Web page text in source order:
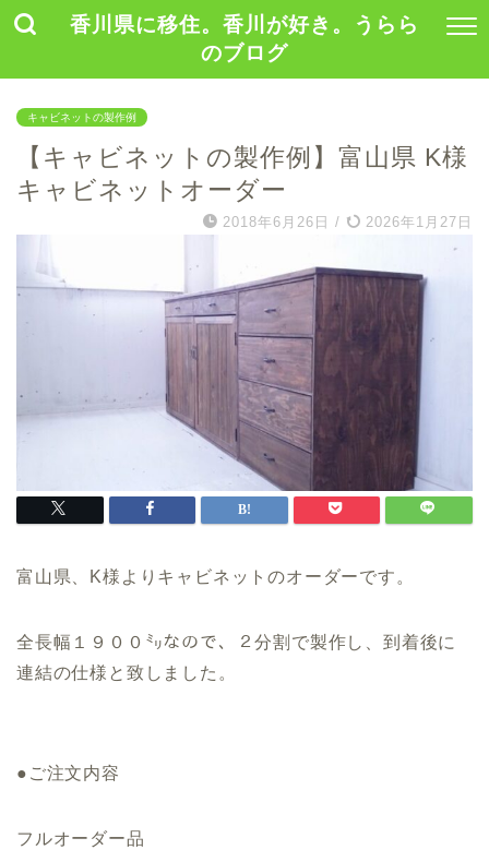
香川県に移住。香川が好き。うらら
のブログ
キャビネットの製作例
【キャビネットの製作例】富山県 K様
キャビネットオーダー
2018年6月26日 / 2026年1月27日
富山県、K様よりキャビネットのオーダーです。
全長幅１９００㍉なので、２分割で製作し、到着後に
連結の仕様と致しました。
●ご注文内容
フルオーダー品